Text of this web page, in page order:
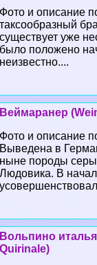
Фото и описание
таксообразный
существует уже
было положено
неизвестно....
Веймаранер
Фото и описание
Выведена в
ныне породы
Людовика. В
Вольпино
Quirinale)